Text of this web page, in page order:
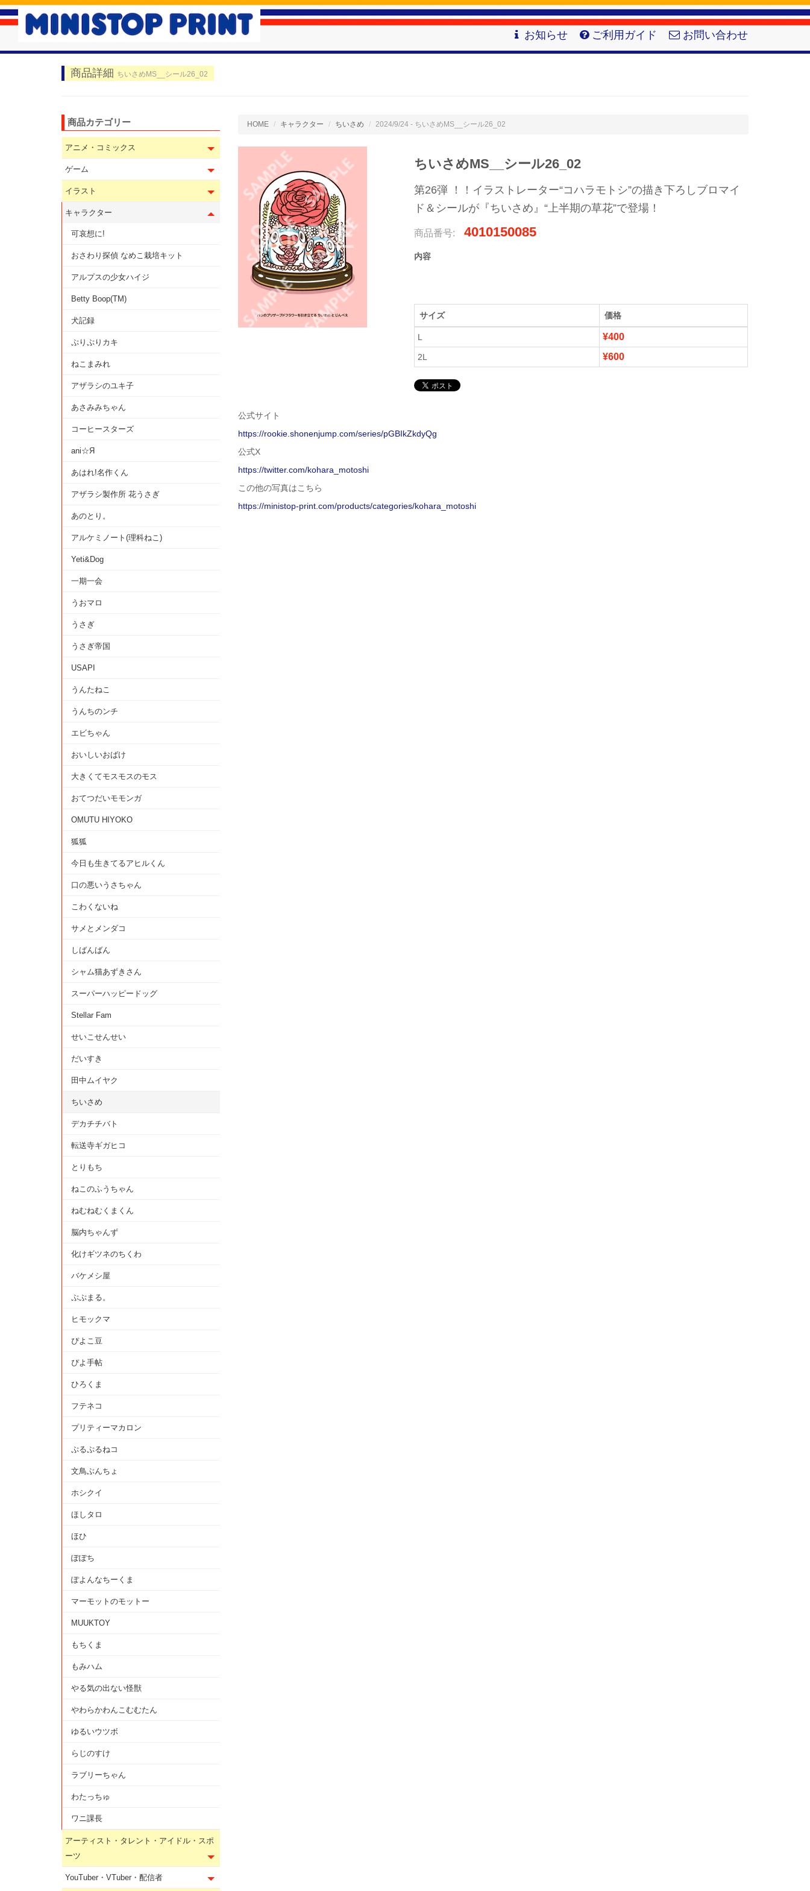
お知らせ ご利用ガイド お問い合わせ
商品詳細 ちいさめMS__シール26_02
HOME キャラクター ちいさめ 2024/9/24 - ちいさめMS__シール26_02
ちいさめMS__シール26_02
第26弾 ！！イラストレーター“コハラモトシ”の描き下ろしブロマイ
ド＆シールが『ちいさめ』“上半期の草花”で登場！
商品番号: 4010150085
内容
サイズ 価格
L ¥400
2L ¥600
公式サイト
https://rookie.shonenjump.com/series/pGBIkZkdyQg
公式X
https://twitter.com/kohara_motoshi
この他の写真はこちら
https://ministop-print.com/products/categories/kohara_motoshi
商品カテゴリー
アニメ・コミックス
ゲーム
イラスト
キャラクター
可哀想に!
おさわり探偵 なめこ栽培キット
アルプスの少女ハイジ
Betty Boop(TM)
犬記録
ぷりぷりカキ
ねこまみれ
アザラシのユキ子
あさみみちゃん
コーヒースターズ
ani☆Я
あはれ!名作くん
アザラシ製作所 花うさぎ
あのとり。
アルケミノート(理科ねこ)
Yeti&Dog
一期一会
うおマロ
うさぎ
うさぎ帝国
USAPI
うんたねこ
うんちのンチ
エビちゃん
おいしいおばけ
大きくてモスモスのモス
おてつだいモモンガ
OMUTU HIYOKO
狐狐
今日も生きてるアヒルくん
口の悪いうさちゃん
こわくないね
サメとメンダコ
しばんばん
シャム猫あずきさん
スーパーハッピードッグ
Stellar Fam
せいこせんせい
だいすき
田中ムイヤク
ちいさめ
デカチチバト
転送寺ギガヒコ
とりもち
ねこのふうちゃん
ねむねむくまくん
脳内ちゃんず
化けギツネのちくわ
バケメシ屋
ぷぷまる。
ヒモックマ
ぴよこ豆
ぴよ手帖
ひろくま
フテネコ
プリティーマカロン
ぷるぷるねコ
文鳥ぶんちょ
ホシクイ
ほしタロ
ほひ
ぽぽち
ぽよんなちーくま
マーモットのモットー
MUUKTOY
もちくま
もみハム
やる気の出ない怪獣
やわらかわんこむむたん
ゆるいウツボ
らじのすけ
ラブリーちゃん
わたっちゅ
ワニ課長
アーティスト・タレント・アイドル・スポ
ーツ
YouTuber・VTuber・配信者